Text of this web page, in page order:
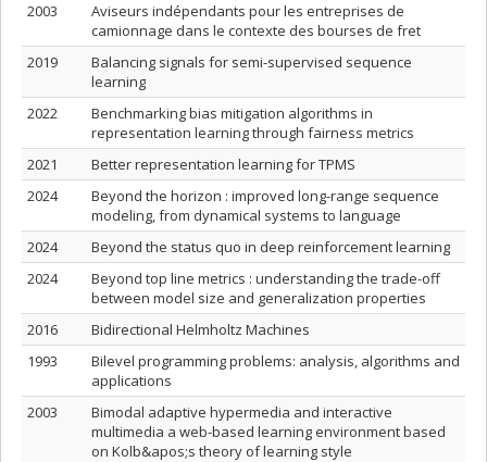
2003
Aviseurs indépendants pour les entreprises de
camionnage dans le contexte des bourses de fret
2019
Balancing signals for semi-supervised sequence
learning
2022
Benchmarking bias mitigation algorithms in
representation learning through fairness metrics
2021
Better representation learning for TPMS
2024
Beyond the horizon : improved long-range sequence
modeling, from dynamical systems to language
2024
Beyond the status quo in deep reinforcement learning
2024
Beyond top line metrics : understanding the trade-off
between model size and generalization properties
2016
Bidirectional Helmholtz Machines
1993
Bilevel programming problems: analysis, algorithms and
applications
2003
Bimodal adaptive hypermedia and interactive
multimedia a web-based learning environment based
on Kolb&apos;s theory of learning style